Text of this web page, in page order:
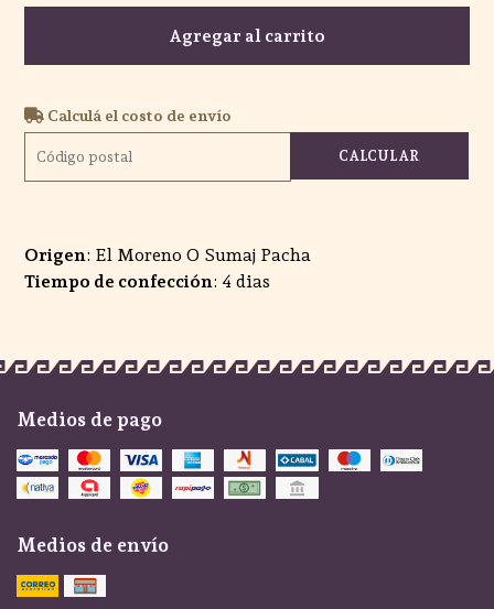
Agregar al carrito
Calculá el costo de envío
CALCULAR
Origen: El Moreno O Sumaj Pacha
Tiempo de confección: 4 dias
Medios de pago
Medios de envío